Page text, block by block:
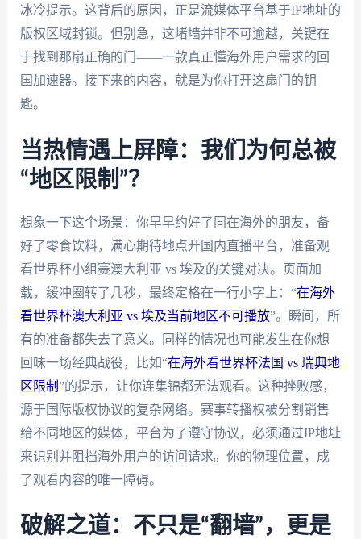
冰冷提示。这背后的原因，正是流媒体平台基于IP地址的
版权区域封锁。但别急，这堵墙并非不可逾越，关键在
于找到那扇正确的门——一款真正懂海外用户需求的回
国加速器。接下来的内容，就是为你打开这扇门的钥
匙。
当热情遇上屏障：我们为何总被
“地区限制”？
想象一下这个场景：你早早约好了同在海外的朋友，备
好了零食饮料，满心期待地点开国内直播平台，准备观
看世界杯小组赛澳大利亚 vs 埃及的关键对决。页面加
载，缓冲圈转了几秒，最终定格在一行小字上：“在海外
看世界杯澳大利亚 vs 埃及当前地区不可播放”。瞬间，所
有的准备都失去了意义。同样的情况也可能发生在你想
回味一场经典战役，比如“在海外看世界杯法国 vs 瑞典地
区限制 ”的提示，让你连集锦都无法观看。这种挫败感，
源于国际版权协议的复杂网络。赛事转播权被分割销售
给不同地区的媒体，平台为了遵守协议，必须通过IP地址
来识别并阻挡海外用户的访问请求。你的物理位置，成
了观看内容的唯一障碍。
破解之道：不只是“翻墙”，更是